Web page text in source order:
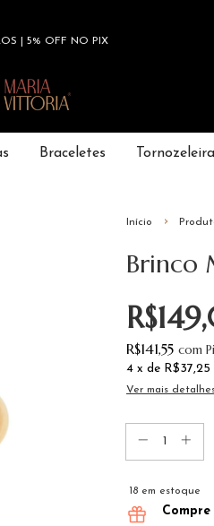
| 5% OFF NO PIX
Braceletes
Início
Brinco
R$141,55 com
4 x de R$37,25
Ver mais
18 em estoque
Compre